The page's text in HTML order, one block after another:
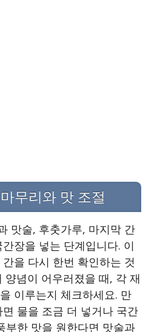
무리와 맛 조절
맛술, 후춧가루, 마지막 간
장을 넣는 단계입니다. 이
을 다시 한번 확인하는 것
양념이 어우러졌을 때, 각 재
이루는지 체크하세요. 만
물을 조금 더 넣거나 국간
부한 맛을 원한다면 맛술과